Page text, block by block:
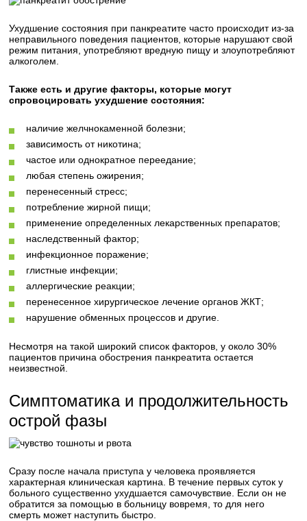
Ухудшение состояния при панкреатите часто происходит из-за
неправильного поведения пациентов, которые нарушают свой
режим питания, употребляют вредную пищу и злоупотребляют
алкоголем.
Также есть и другие факторы, которые могут
спровоцировать ухудшение состояния:
наличие желчнокаменной болезни;
зависимость от никотина;
частое или однократное переедание;
любая степень ожирения;
перенесенный стресс;
потребление жирной пищи;
применение определенных лекарственных препаратов;
наследственный фактор;
инфекционное поражение;
глистные инфекции;
аллергические реакции;
перенесенное хирургическое лечение органов ЖКТ;
нарушение обменных процессов и другие.
Несмотря на такой широкий список факторов, у около 30%
пациентов причина обострения панкреатита остается
неизвестной.
Симптоматика и продолжительность
острой фазы
Сразу после начала приступа у человека проявляется
характерная клиническая картина. В течение первых суток у
больного существенно ухудшается самочувствие. Если он не
обратится за помощью в больницу вовремя, то для него
смерть может наступить быстро.